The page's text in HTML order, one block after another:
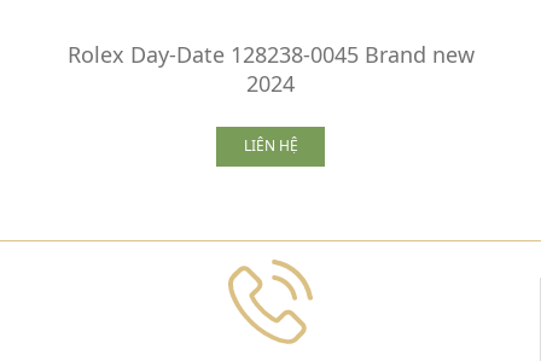
Rolex Day-Date 128238-0045 Brand new
2024
LIÊN HỆ